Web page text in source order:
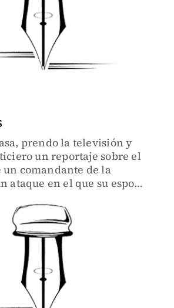
prendo la televisión y
un reportaje sobre el
un comandante de la
ataque en el que su esposa